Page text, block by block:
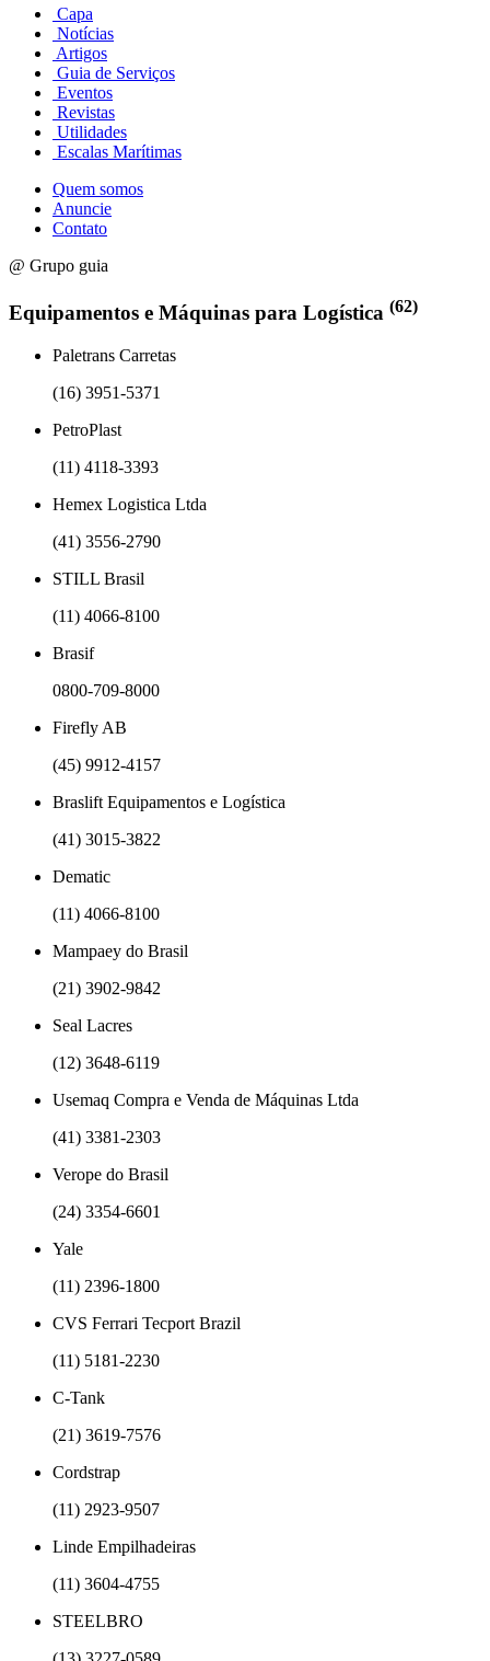
Capa
Notícias
Artigos
Guia de Serviços
Eventos
Revistas
Utilidades
Escalas Marítimas
Quem somos
Anuncie
Contato
@ Grupo guia
Equipamentos e Máquinas para Logística (62)
Paletrans Carretas
(16) 3951-5371
PetroPlast
(11) 4118-3393
Hemex Logistica Ltda
(41) 3556-2790
STILL Brasil
(11) 4066-8100
Brasif
0800-709-8000
Firefly AB
(45) 9912-4157
Braslift Equipamentos e Logística
(41) 3015-3822
Dematic
(11) 4066-8100
Mampaey do Brasil
(21) 3902-9842
Seal Lacres
(12) 3648-6119
Usemaq Compra e Venda de Máquinas Ltda
(41) 3381-2303
Verope do Brasil
(24) 3354-6601
Yale
(11) 2396-1800
CVS Ferrari Tecport Brazil
(11) 5181-2230
C-Tank
(21) 3619-7576
Cordstrap
(11) 2923-9507
Linde Empilhadeiras
(11) 3604-4755
STEELBRO